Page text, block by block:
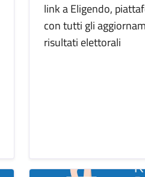
link a Eligendo,
con tutti gli
risultati elettorali